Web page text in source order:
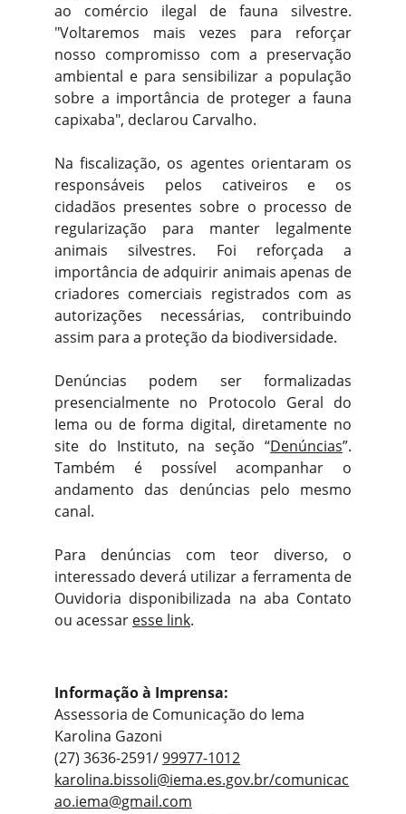
ao comércio ilegal de fauna silvestre.
"Voltaremos mais vezes para reforçar
nosso compromisso com a preservação
ambiental e para sensibilizar a população
sobre a importância de proteger a fauna
capixaba", declarou Carvalho.
Na fiscalização, os agentes orientaram os
responsáveis pelos cativeiros e os
cidadãos presentes sobre o processo de
regularização para manter legalmente
animais silvestres. Foi reforçada a
importância de adquirir animais apenas de
criadores comerciais registrados com as
autorizações necessárias, contribuindo
assim para a proteção da biodiversidade.
Denúncias podem ser formalizadas
presencialmente no Protocolo Geral do
Iema ou de forma digital, diretamente no
site do Instituto, na seção “Denúncias”.
Também é possível acompanhar o
andamento das denúncias pelo mesmo
canal.
Para denúncias com teor diverso, o
interessado deverá utilizar a ferramenta de
Ouvidoria disponibilizada na aba Contato
ou acessar esse link.
Informação à Imprensa:
Assessoria de Comunicação do Iema
Karolina Gazoni
(27) 3636-2591/99977-1012
karolina.bissoli@iema.es.gov.br/comunicac
ao.iema@gmail.com